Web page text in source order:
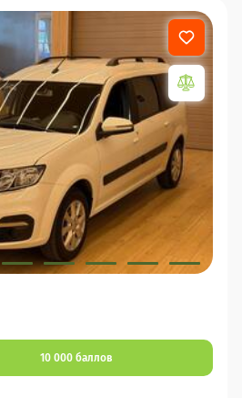
10 000 баллов